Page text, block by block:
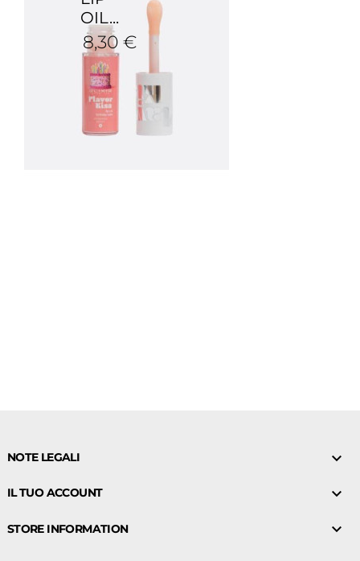
OIL...
8,30 €
NOTE LEGALI 
IL TUO ACCOUNT 
STORE INFORMATION 